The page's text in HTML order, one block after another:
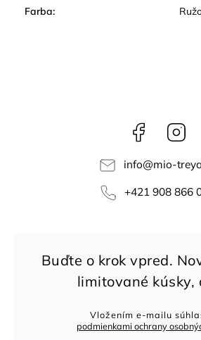
Farba:
Facebook
info@mio-
+421 908 866
Vložením e-mailu
podmienkami ochrany